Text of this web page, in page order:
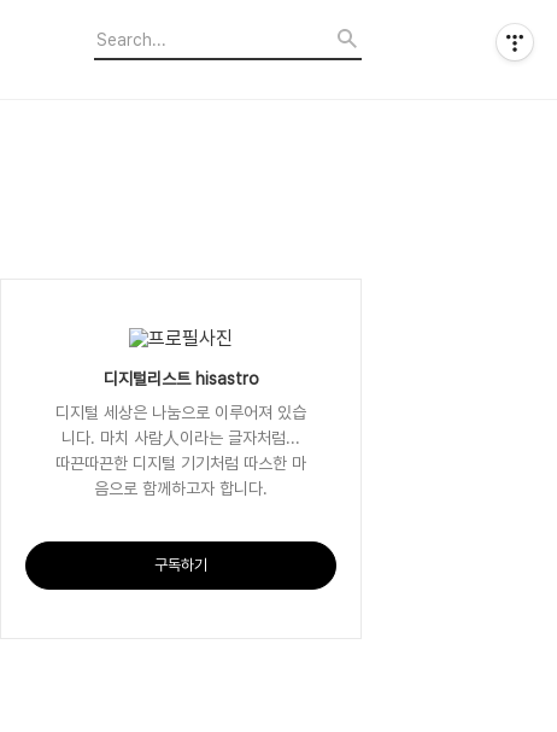
디지털리스트 hisastro
디지털 세상은 나눔으로 이루어져 있습
니다. 마치 사람人이라는 글자처럼...
따끈따끈한 디지털 기기처럼 따스한 마
음으로 함께하고자 합니다.
구독하기